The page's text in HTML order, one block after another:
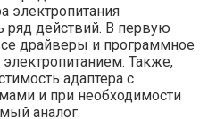
электропитания
ряд действий. В первую
драйверы и программное
Также,
адаптера с
и при необходимости
аналог.